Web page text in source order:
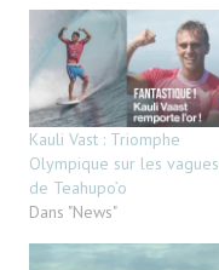
Kauli Vast : Triomphe
Olympique sur les vagues
de Teahupo’o
Dans "News"